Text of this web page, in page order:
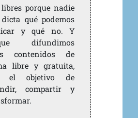
porque nadie
qué podemos
y qué no. Y
difundimos
contenidos de
libre y gratuita,
el objetivo de
compartir y